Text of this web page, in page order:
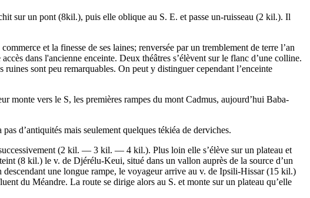
sur un pont (8kil.), puis elle oblique au S. E. et passe un-ruisseau (2 kil.). Il
et la finesse de ses laines; renversée par un tremblement de terre l’an
dans l'ancienne enceinte. Deux théâtres s’élèvent sur le flanc d’une colline.
sont peu remarquables. On peut y distinguer cependant l’enceinte
vers le S, les premières rampes du mont Cadmus, aujourd’hui Baba-
d’antiquités mais seulement quelques tékiéa de derviches.
(2 kil. — 3 kil. — 4 kil.). Plus loin elle s’élève sur un plateau et
(8 kil.) le v. de Djérélu-Keui, situé dans un vallon auprès de la source d’un
une longue rampe, le voyageur arrive au v. de Ipsili-Hissar (15 kil.)
du Méandre. La route se dirige alors au S. et monte sur un plateau qu’elle